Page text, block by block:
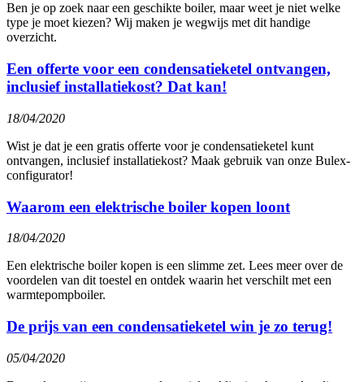
Ben je op zoek naar een geschikte boiler, maar weet je niet welke
type je moet kiezen? Wij maken je wegwijs met dit handige
overzicht.
Een offerte voor een condensatieketel ontvangen,
inclusief installatiekost? Dat kan!
18/04/2020
Wist je dat je een gratis offerte voor je condensatieketel kunt
ontvangen, inclusief installatiekost? Maak gebruik van onze Bulex-
configurator!
Waarom een elektrische boiler kopen loont
18/04/2020
Een elektrische boiler kopen is een slimme zet. Lees meer over de
voordelen van dit toestel en ontdek waarin het verschilt met een
warmtepompboiler.
De prijs van een condensatieketel win je zo terug!
05/04/2020